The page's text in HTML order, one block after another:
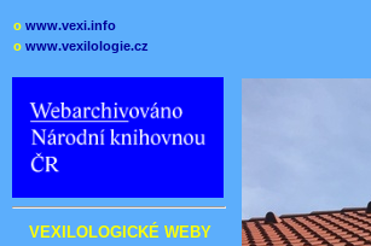
o www.vexi.info
o www.vexilologie.cz
VEXILOLOGICKÉ WEBY